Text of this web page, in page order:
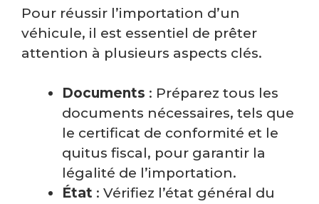
Pour réussir l’importation d’un
véhicule, il est essentiel de prêter
attention à plusieurs aspects clés.
Documents : Préparez tous les
documents nécessaires, tels que
le certificat de conformité et le
quitus fiscal, pour garantir la
légalité de l’importation.
État : Vérifiez l’état général du